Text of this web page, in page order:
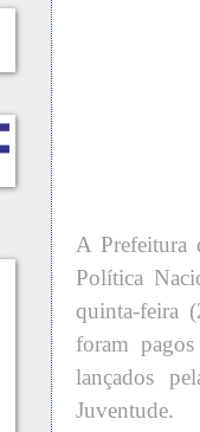
A Prefeitura
Política
quinta-feira
foram
lançados
Juventude.